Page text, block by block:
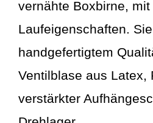
vernähte Boxbirne,
Laufeigenschaften.
handgefertigtem
Ventilblase aus Latex,
verstärkter